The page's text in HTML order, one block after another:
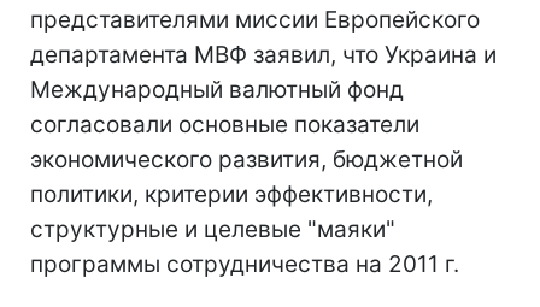
представителями миссии Европейского
департамента МВФ заявил, что Украина и
Международный валютный фонд
согласовали основные показатели
экономического развития, бюджетной
политики, критерии эффективности,
структурные и целевые "маяки"
программы сотрудничества на 2011 г.